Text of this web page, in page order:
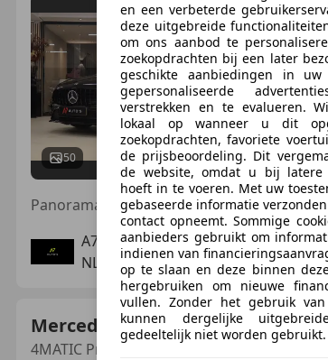
50
€
11/
A7 Auto’s
NL-3992 AK HOUTEN
Mercedes-Benz CLA 35 AMG
4MATIC Premium Plus
en een verbeterde
deze uitgebreide
om ons aanbod te
zoekopdrachten bij een later
geschikte aanbiedingen in
gepersonaliseerde
verstrekken en te evalueren.
lokaal op wanneer u dit
zoekopdrachten, favoriete
de prijsbeoordeling. Dit
de website, omdat u bij latere
hoeft in te voeren. Met uw
gebaseerde informatie
contact opneemt. Sommige
aanbieders gebruikt om
indienen van
op te slaan en deze binnen
hergebruiken om nieuwe
vullen. Zonder het gebruik van
kunnen dergelijke
gedeeltelijk niet worden gebruikt.